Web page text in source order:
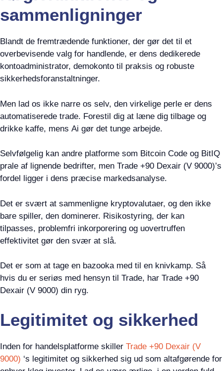
sammenligninger
Blandt de fremtrædende funktioner, der gør det til et
overbevisende valg for handlende, er dens dedikerede
kontoadministrator, demokonto til praksis og robuste
sikkerhedsforanstaltninger.
Men lad os ikke narre os selv, den virkelige perle er dens
automatiserede trade. Forestil dig at læne dig tilbage og
drikke kaffe, mens Ai gør det tunge arbejde.
Selvfølgelig kan andre platforme som Bitcoin Code og BitIQ
prale af lignende bedrifter, men Trade +90 Dexair (V 9000)’s
fordel ligger i dens præcise markedsanalyse.
Det er svært at sammenligne kryptovalutaer, og den ikke
bare spiller, den dominerer. Risikostyring, der kan
tilpasses, problemfri inkorporering og uovertruffen
effektivitet gør den svær at slå.
Det er som at tage en bazooka med til en knivkamp. Så
hvis du er seriøs med hensyn til Trade, har Trade +90
Dexair (V 9000) din ryg.
Legitimitet og sikkerhed
Inden for handelsplatforme skiller Trade +90 Dexair (V
9000) ‘s legitimitet og sikkerhed sig ud som altafgørende for